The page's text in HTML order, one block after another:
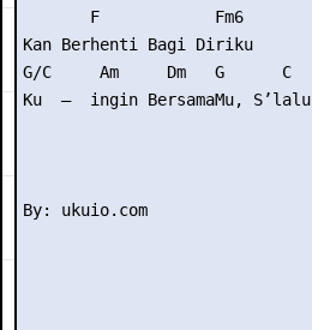
       F            Fm6
Kan Berhenti Bagi Diriku
G/C     Am     Dm   G      C
Ku  –  ingin BersamaMu, S’lalu